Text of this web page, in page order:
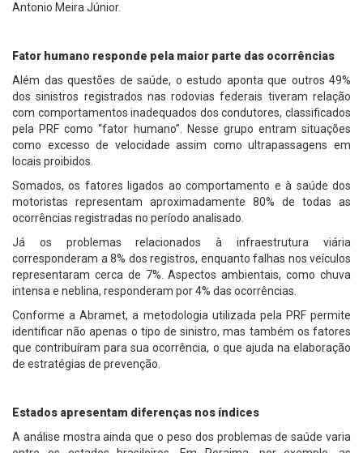
Antonio Meira Júnior.
Fator humano responde pela maior parte das ocorrências
Além das questões de saúde, o estudo aponta que outros 49%
dos sinistros registrados nas rodovias federais tiveram relação
com comportamentos inadequados dos condutores, classificados
pela PRF como “fator humano”. Nesse grupo entram situações
como excesso de velocidade assim como ultrapassagens em
locais proibidos.
Somados, os fatores ligados ao comportamento e à saúde dos
motoristas representam aproximadamente 80% de todas as
ocorrências registradas no período analisado.
Já os problemas relacionados à infraestrutura viária
corresponderam a 8% dos registros, enquanto falhas nos veículos
representaram cerca de 7%. Aspectos ambientais, como chuva
intensa e neblina, responderam por 4% das ocorrências.
Conforme a Abramet, a metodologia utilizada pela PRF permite
identificar não apenas o tipo de sinistro, mas também os fatores
que contribuíram para sua ocorrência, o que ajuda na elaboração
de estratégias de prevenção.
Estados apresentam diferenças nos índices
A análise mostra ainda que o peso dos problemas de saúde varia